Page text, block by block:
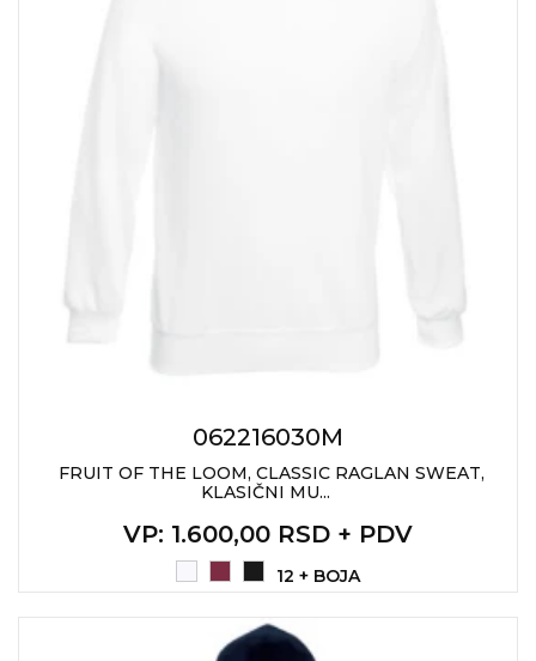
062216030M
FRUIT OF THE LOOM, CLASSIC RAGLAN SWEAT,
KLASIČNI MU...
VP: 1.600,00 RSD + PDV
12 + BOJA